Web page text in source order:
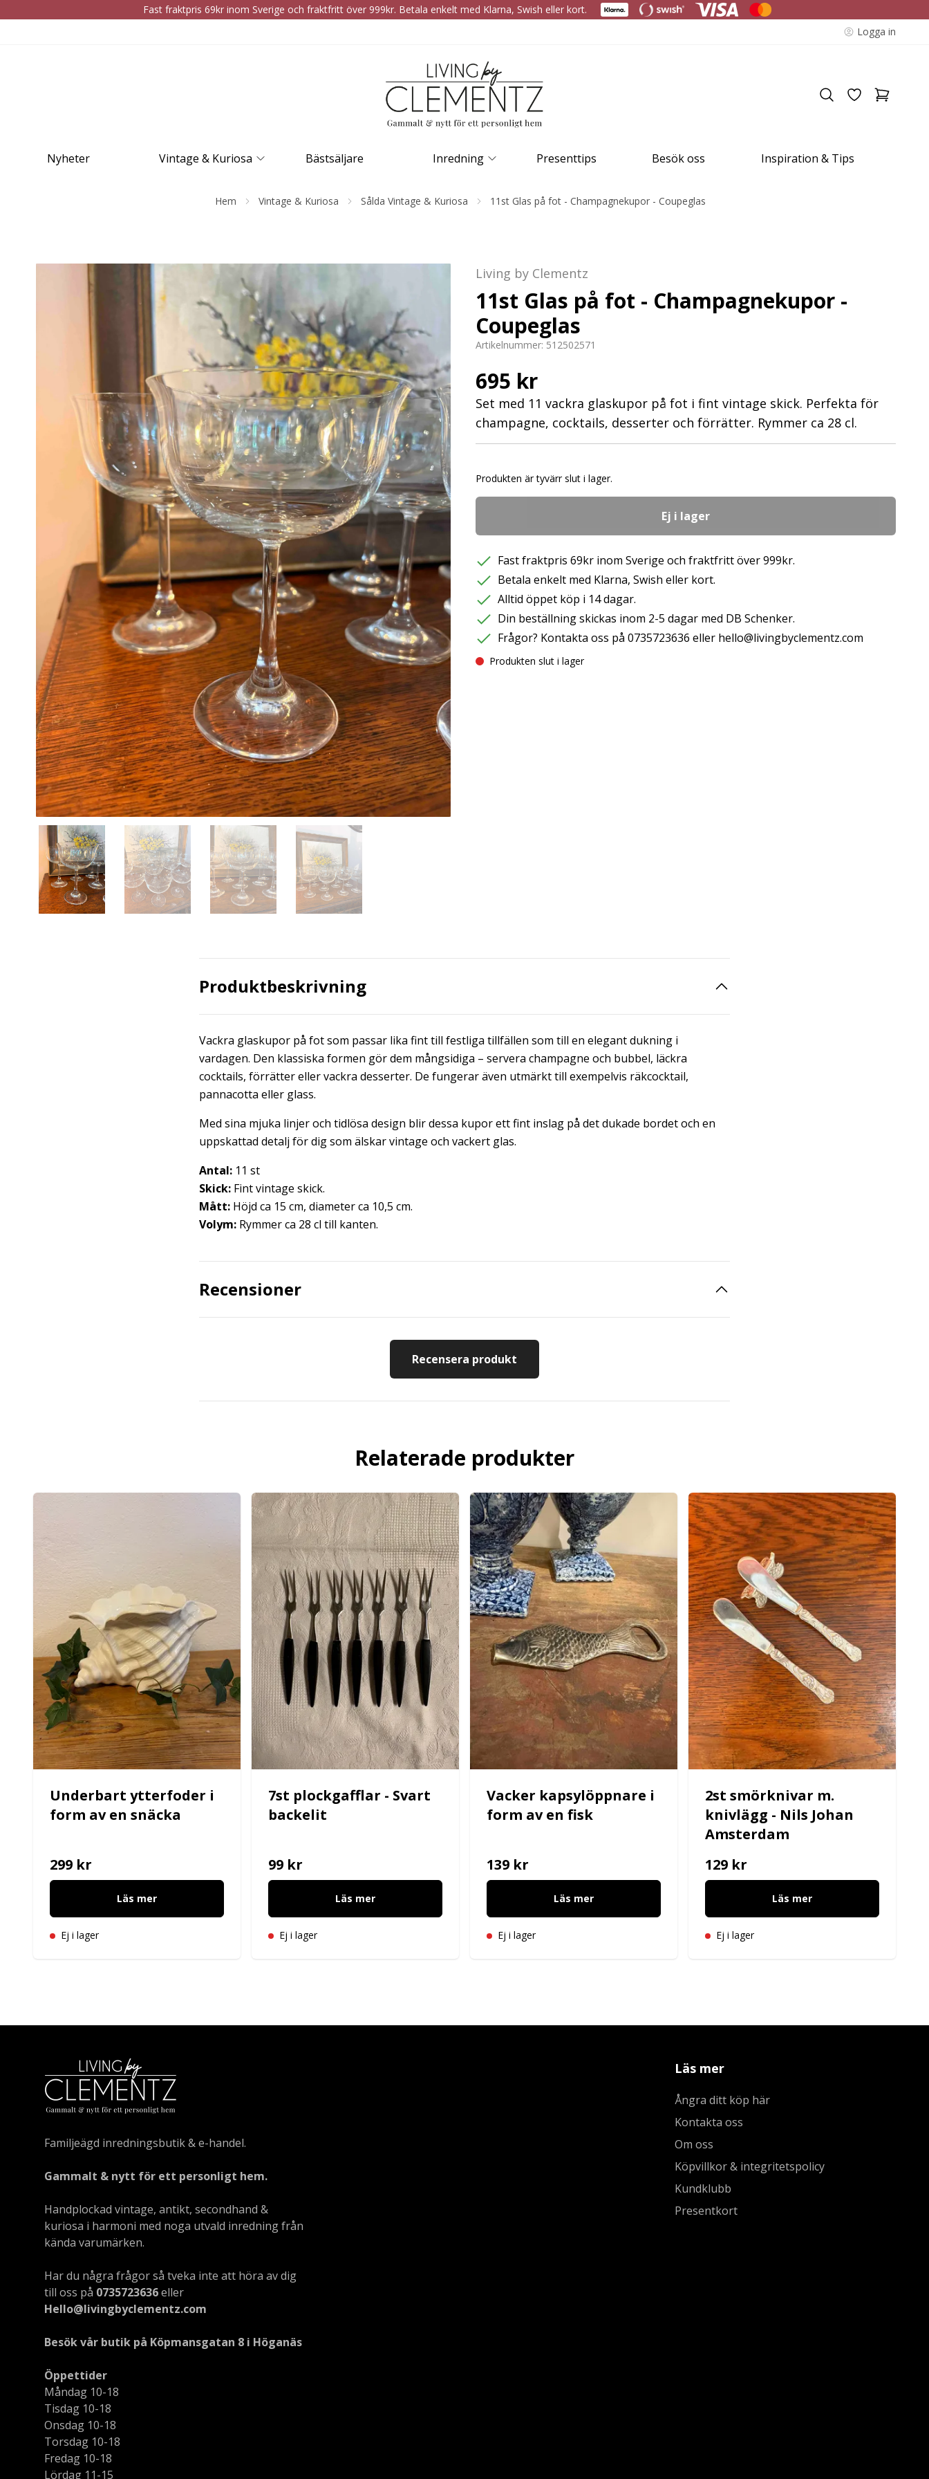
Fast fraktpris 69kr inom Sverige och fraktfritt över 999kr. Betala enkelt med Klarna, Swish eller kort.
Logga in
Nyheter Vintage & Kuriosa Bästsäljare Inredning Presenttips Besök oss Inspiration & Tips
Hem Vintage & Kuriosa Sålda Vintage & Kuriosa 11st Glas på fot - Champagnekupor - Coupeglas
Living by Clementz
11st Glas på fot - Champagnekupor -
Coupeglas
Artikelnummer: 512502571
695 kr
Set med 11 vackra glaskupor på fot i fint vintage skick. Perfekta för
champagne, cocktails, desserter och förrätter. Rymmer ca 28 cl.
Produkten är tyvärr slut i lager.
Ej i lager
Fast fraktpris 69kr inom Sverige och fraktfritt över 999kr.
Betala enkelt med Klarna, Swish eller kort.
Alltid öppet köp i 14 dagar.
Din beställning skickas inom 2-5 dagar med DB Schenker.
Frågor? Kontakta oss på 0735723636 eller hello@livingbyclementz.com
Produkten slut i lager
Produktbeskrivning
Vackra glaskupor på fot som passar lika fint till festliga tillfällen som till en elegant dukning i
vardagen. Den klassiska formen gör dem mångsidiga – servera champagne och bubbel, läckra
cocktails, förrätter eller vackra desserter. De fungerar även utmärkt till exempelvis räkcocktail,
pannacotta eller glass.
Med sina mjuka linjer och tidlösa design blir dessa kupor ett fint inslag på det dukade bordet och en
uppskattad detalj för dig som älskar vintage och vackert glas.
Antal: 11 st
Skick: Fint vintage skick.
Mått: Höjd ca 15 cm, diameter ca 10,5 cm.
Volym: Rymmer ca 28 cl till kanten.
Recensioner
Recensera produkt
Relaterade produkter
Underbart ytterfoder i
form av en snäcka
299 kr
Läs mer
Ej i lager
7st plockgafflar - Svart
backelit
99 kr
Läs mer
Ej i lager
Vacker kapsylöppnare i
form av en fisk
139 kr
Läs mer
Ej i lager
2st smörknivar m.
knivlägg - Nils Johan
Amsterdam
129 kr
Läs mer
Ej i lager
Familjeägd inredningsbutik & e-handel.
Gammalt & nytt för ett personligt hem.
Handplockad vintage, antikt, secondhand &
kuriosa i harmoni med noga utvald inredning från
kända varumärken.
Har du några frågor så tveka inte att höra av dig
till oss på 0735723636eller
Hello@livingbyclementz.com
Besök vår butik på Köpmansgatan 8 i Höganäs
Öppettider
Måndag 10-18
Tisdag 10-18
Onsdag 10-18
Torsdag 10-18
Fredag 10-18
Lördag 11-15
Läs mer
Ångra ditt köp här
Kontakta oss
Om oss
Köpvillkor & integritetspolicy
Kundklubb
Presentkort